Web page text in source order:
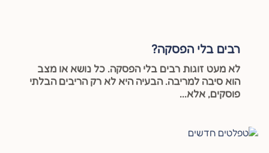
רבים בלי הפסקה?
לא מעט זוגות רבים בלי הפסקה. כל נושא או מצב
הוא סיבה למריבה. הבעיה היא לא רק הריבים הבלתי
פוסקים, אלא...